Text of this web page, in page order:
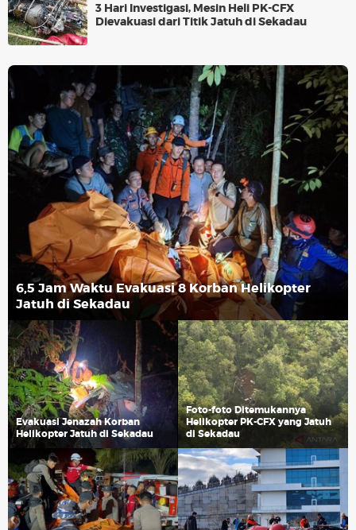
3 Hari Investigasi, Mesin Heli PK-CFX
Dievakuasi dari Titik Jatuh di Sekadau
6,5 Jam Waktu Evakuasi 8 Korban Helikopter
Jatuh di Sekadau
Evakuasi Jenazah Korban
Helikopter Jatuh di Sekadau
Foto-foto Ditemukannya
Helikopter PK-CFX yang Jatuh
di Sekadau